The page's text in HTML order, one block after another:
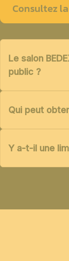
Consultez la
Le salon
public ?
Qui peut
Y a-t-il une